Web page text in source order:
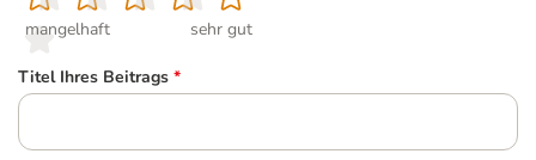
mangelhaft
sehr gut
Titel Ihres Beitrags *